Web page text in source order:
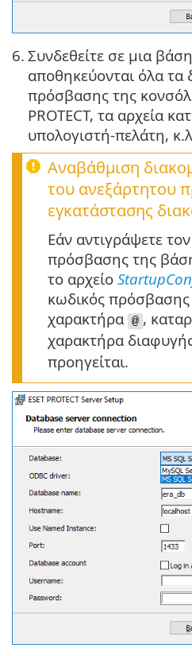
6. Συνδεθείτε σε μια
αποθηκεύονται όλα τα
πρόσβασης της
PROTECT, τα αρχεία
υπολογιστή-πελάτη,
Αναβάθμιση
του ανεξάρτητου
εγκατάστασης
Εάν αντιγράψετε
πρόσβασης της
το αρχείο
κωδικός πρόσβασης
χαρακτήρα @ ,
χαρακτήρα
προηγείται.